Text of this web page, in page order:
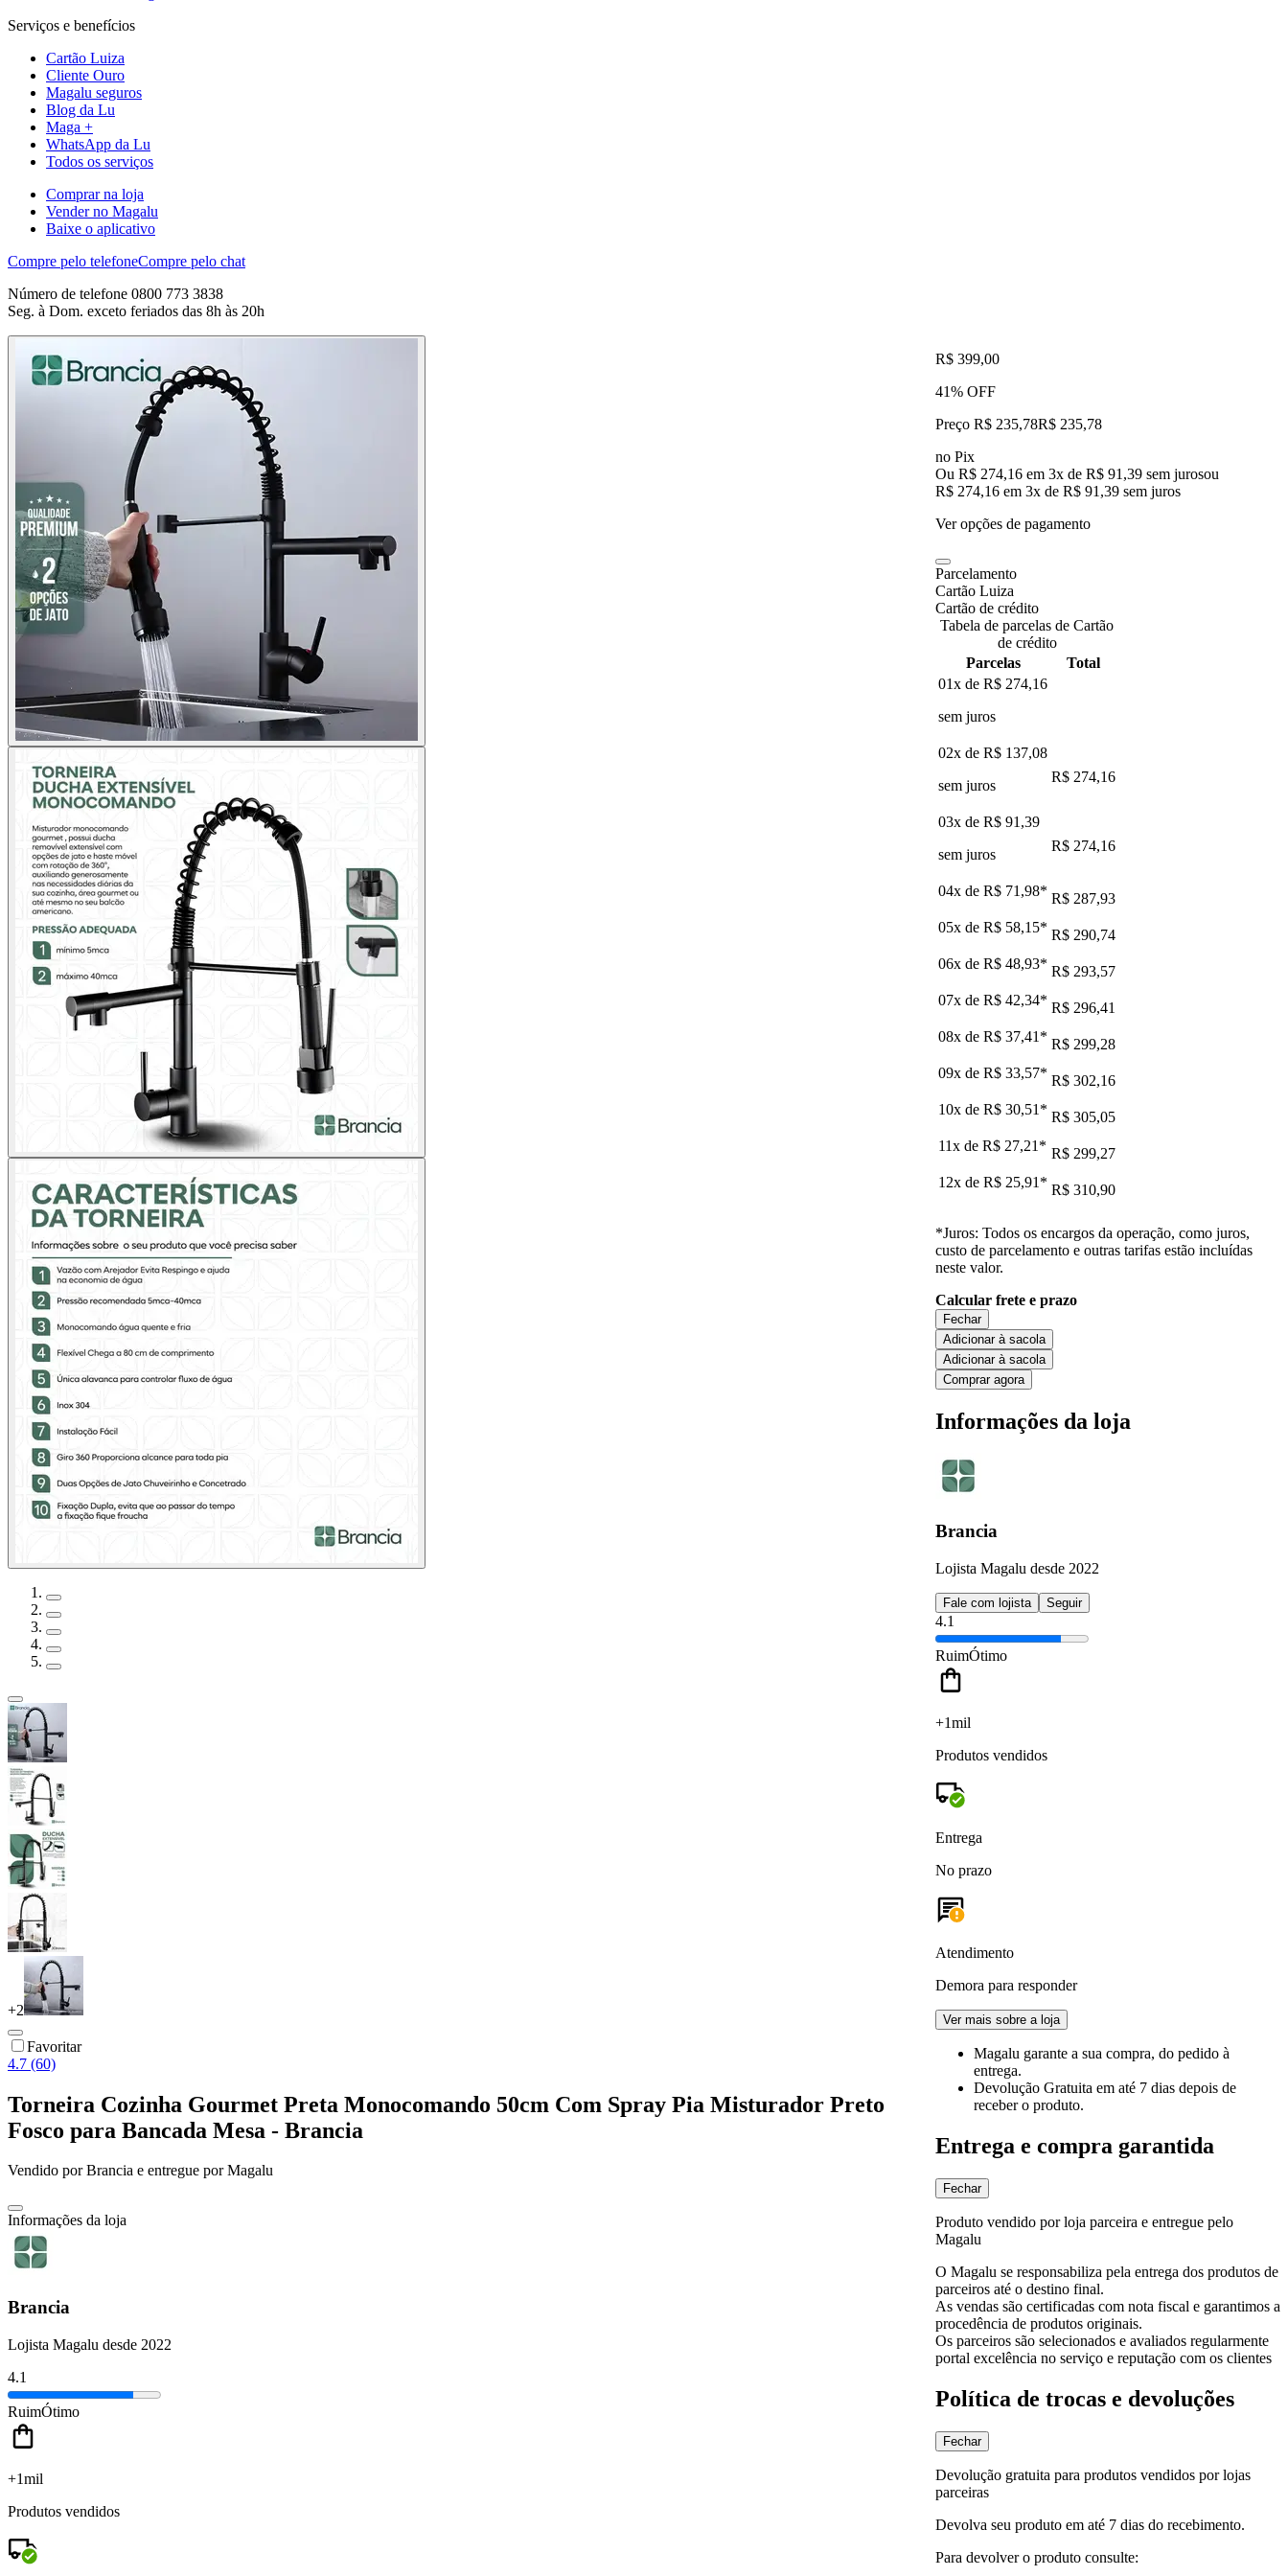
Serviços e benefícios
Cartão Luiza
Cliente Ouro
Magalu seguros
Blog da Lu
Maga +
WhatsApp da Lu
Todos os serviços
Comprar na loja
Vender no Magalu
Baixe o aplicativo
Compre pelo telefoneCompre pelo chat
Número de telefone 0800 773 3838
Seg. à Dom. exceto feriados das 8h às 20h
+2
Favoritar
4.7 (60)
Torneira Cozinha Gourmet Preta Monocomando 50cm Com Spray Pia Misturador Preto
Fosco para Bancada Mesa - Brancia
Vendido porBrancia e entregue por Magalu
Informações da loja
Brancia
Lojista Magalu desde 2022
4.1
RuimÓtimo
+1mil
Produtos vendidos
R$ 399,00
41% OFF
Preço R$ 235,78R$ 235,78
no Pix
Ou R$ 274,16 em 3x de R$ 91,39 sem jurosou
R$ 274,16 em 3x de R$ 91,39 sem juros
Ver opções de pagamento
Parcelamento
Cartão Luiza
Cartão de crédito
Tabela de parcelas de Cartão
de crédito
Parcelas
Total
01x de R$ 274,16
sem juros
02x de R$ 137,08
sem juros
R$ 274,16
03x de R$ 91,39
sem juros
R$ 274,16
04x de R$ 71,98* R$ 287,93
05x de R$ 58,15* R$ 290,74
06x de R$ 48,93* R$ 293,57
07x de R$ 42,34* R$ 296,41
08x de R$ 37,41 * R$ 299,28
09x de R$ 33,57* R$ 302,16
10x de R$ 30,51 * R$ 305,05
11x de R$ 27,21 * R$ 299,27
12x de R$ 25,91 * R$ 310,90
*Juros: Todos os encargos da operação, como juros,
custo de parcelamento e outras tarifas estão incluídas
neste valor.
Calcular frete e prazo
Fechar
Adicionar à sacola
Adicionar à sacola
Comprar agora
Informações da loja
Brancia
Lojista Magalu desde 2022
Fale com lojista Seguir
4.1
RuimÓtimo
+1mil
Produtos vendidos
Entrega
No prazo
Atendimento
Demora para responder
Ver mais sobre a loja
Magalu garante a sua compra, do pedido à
entrega.
Devolução Gratuita em até 7 dias depois de
receber o produto.
Entrega e compra garantida
Fechar
Produto vendido por loja parceira e entregue pelo
Magalu
O Magalu se responsabiliza pela entrega dos produtos de
parceiros até o destino final.
As vendas são certificadas com nota fiscal e garantimos a
procedência de produtos originais.
Os parceiros são selecionados e avaliados regularmente
portal excelência no serviço e reputação com os clientes
Política de trocas e devoluções
Fechar
Devolução gratuita para produtos vendidos por lojas
parceiras
Devolva seu produto em até 7 dias do recebimento.
Para devolver o produto consulte: